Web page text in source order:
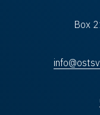
Box